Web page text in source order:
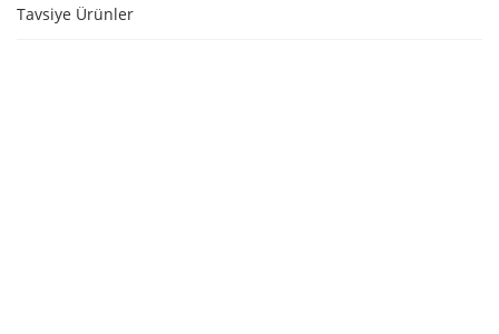
Tavsiye Ürünler